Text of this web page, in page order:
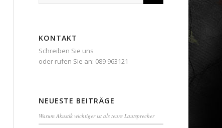
KONTAKT
Schreiben Sie uns
oder rufen Sie an: 089 963121
NEUESTE BEITRÄGE
Warum Akustik wichtiger ist als teure Lautsprecher